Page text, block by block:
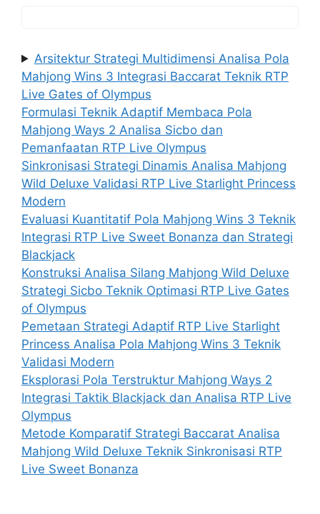
Arsitektur Strategi Multidimensi Analisa Pola
Mahjong Wins 3 Integrasi Baccarat Teknik RTP
Live Gates of Olympus
Formulasi Teknik Adaptif Membaca Pola
Mahjong Ways 2 Analisa Sicbo dan
Pemanfaatan RTP Live Olympus
Sinkronisasi Strategi Dinamis Analisa Mahjong
Wild Deluxe Validasi RTP Live Starlight Princess
Modern
Evaluasi Kuantitatif Pola Mahjong Wins 3 Teknik
Integrasi RTP Live Sweet Bonanza dan Strategi
Blackjack
Konstruksi Analisa Silang Mahjong Wild Deluxe
Strategi Sicbo Teknik Optimasi RTP Live Gates
of Olympus
Pemetaan Strategi Adaptif RTP Live Starlight
Princess Analisa Pola Mahjong Wins 3 Teknik
Validasi Modern
Eksplorasi Pola Terstruktur Mahjong Ways 2
Integrasi Taktik Blackjack dan Analisa RTP Live
Olympus
Metode Komparatif Strategi Baccarat Analisa
Mahjong Wild Deluxe Teknik Sinkronisasi RTP
Live Sweet Bonanza